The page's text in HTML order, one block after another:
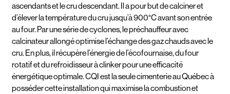
ascendants et le cru descendant. Il a pour but de calciner et
d’élever la température du cru jusqu’à 900°C avant son entrée
au four. Par une série de cyclones, le préchauffeur avec
calcinateur allongé optimise l’échange des gaz chauds avec le
cru. En plus, il récupère l’énergie de l’écofournaise, du four
rotatif et du refroidisseur à clinker pour une efficacité
énergétique optimale. CQI est la seule cimenterie au Québec à
posséder cette installation qui maximise la combustion et